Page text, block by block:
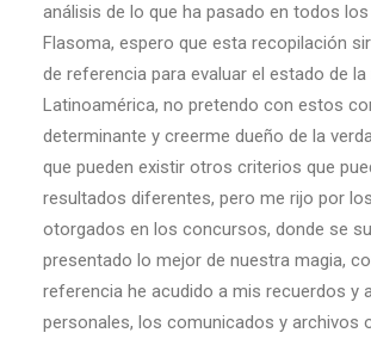
análisis de lo que ha pasado en todos
Flasoma, espero que esta recopilación
de referencia para evaluar el estado de la
Latinoamérica, no pretendo con estos
determinante y creerme dueño de la
que pueden existir otros criterios que
resultados diferentes, pero me rijo por
otorgados en los concursos, donde se
presentado lo mejor de nuestra magia,
referencia he acudido a mis recuerdos y
personales, los comunicados y archivos